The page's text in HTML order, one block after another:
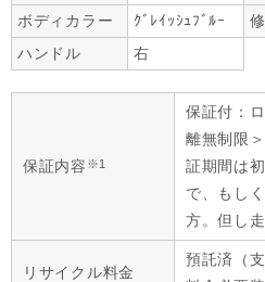
ボディカラー
ｸﾞﾚｲｯｼｭﾌﾞﾙｰ
ハンドル
右
保証内容 ※1
保証付：
離無制限
証期間は
で、もし
方。但し
リサイクル料金
預託済（